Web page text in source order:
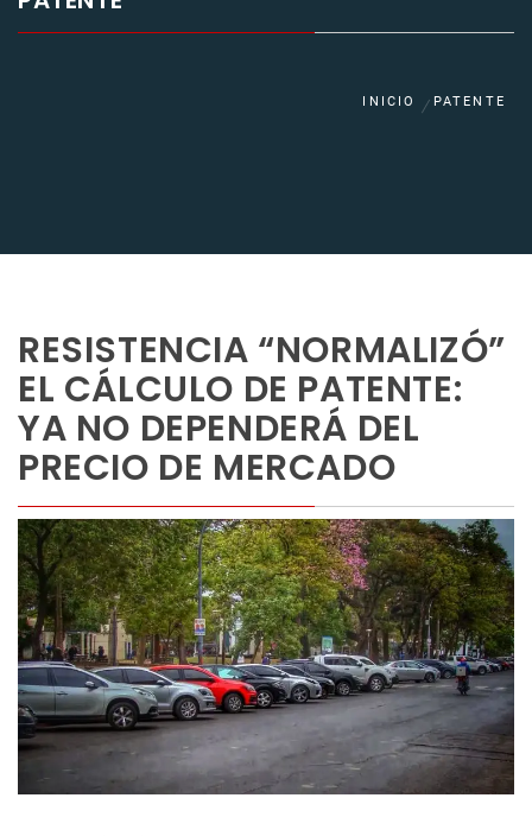
INICIO PATENTE
RESISTENCIA “NORMALIZÓ”
EL CÁLCULO DE PATENTE:
YA NO DEPENDERÁ DEL
PRECIO DE MERCADO